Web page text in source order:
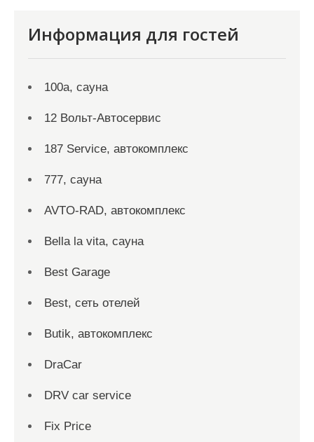
Информация для гостей
100а, сауна
12 Вольт-Автосервис
187 Service, автокомплекс
777, сауна
AVTO-RAD, автокомплекс
Bella la vita, сауна
Best Garage
Best, сеть отелей
Butik, автокомплекс
DraCar
DRV car service
Fix Price